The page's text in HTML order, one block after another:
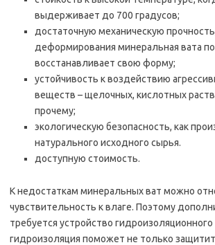
выдерживает до 700 градусов;
достаточную механическую
деформирования минеральная вата
восстанавливает свою форму;
устойчивость к воздействию
веществ – щелочных, кислотных
прочему;
экологическую безопасность, как
натурального исходного сырья.
доступную стоимость.
К недостаткам минеральных ват можно
чувствительность к влаге. Поэтому
требуется устройство
гидроизоляция поможет не только